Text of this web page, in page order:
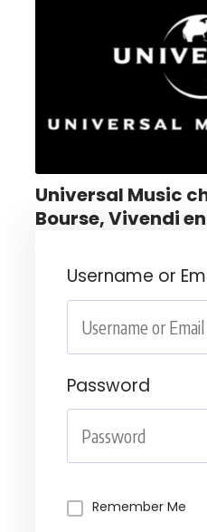
Universal Music
Bourse, Vivendi
Username or
Password
Remember Me